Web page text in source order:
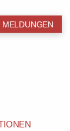
MELDUNGEN